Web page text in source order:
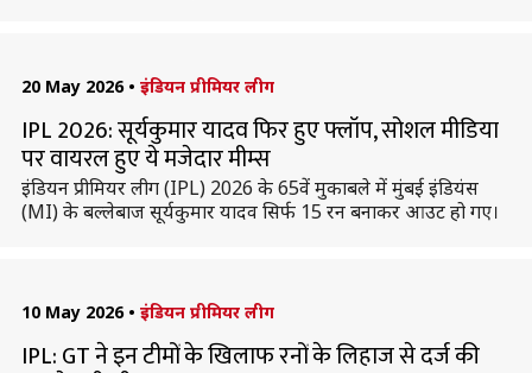
20 May 2026 • इंडियन प्रीमियर लीग
IPL 2026: सूर्यकुमार यादव फिर हुए फ्लॉप, सोशल मीडिया
पर वायरल हुए ये मजेदार मीम्स
इंडियन प्रीमियर लीग (IPL) 2026 के 65वें मुकाबले में मुंबई इंडियंस
(MI) के बल्लेबाज सूर्यकुमार यादव सिर्फ 15 रन बनाकर आउट हो गए।
10 May 2026 • इंडियन प्रीमियर लीग
IPL: GT ने इन टीमों के खिलाफ रनों के लिहाज से दर्ज की